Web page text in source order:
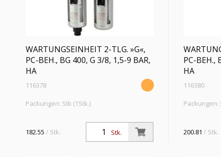
WARTUNGSEINHEIT 2-TLG. »G«,
PC-BEH., BG 400, G 3/8, 1,5-9 BAR,
HA
116378
Packungen: Stk (1Stk.)
u. Schutzkorb, 5 µm, BG 400, G 3/8, PE max.
10 bar, Regelbereich 1,5 - 9 bar, Ablass HA
Stk.
182.55 / Stk.
PC-BEH.,
HA
116380
Packungen:
u.
10 bar,
200.81 / Stk.